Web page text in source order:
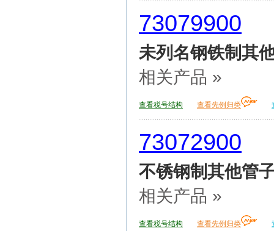
73079900
未列名钢铁制其
相关产品 »
查看税号结构 查看先例归类
73072900
不锈钢制其他管
相关产品 »
查看税号结构 查看先例归类